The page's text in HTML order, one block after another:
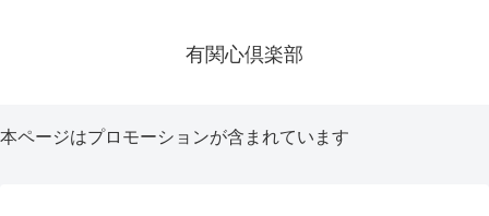
有関心倶楽部
本ページはプロモーションが含まれています